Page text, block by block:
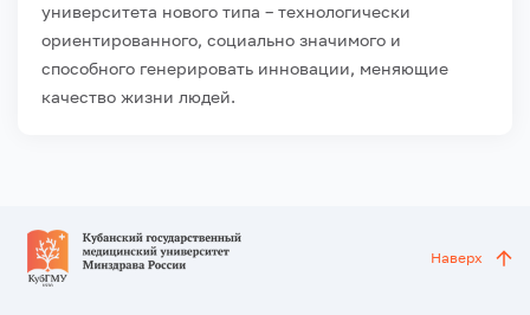
университета нового типа – технологически
ориентированного, социально значимого и
способного генерировать инновации, меняющие
качество жизни людей.
Наверх